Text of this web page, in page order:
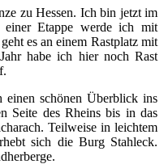
zu Hessen. Ich bin jetzt im
Etappe werde ich mit
es an einem Rastplatz mit
habe ich hier noch Rast
schönen Überblick ins
Seite des Rheins bis in das
Teilweise in leichtem
sich die Burg Stahleck.